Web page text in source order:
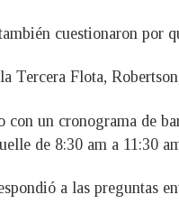
cuestionaron por
Tercera Flota,
con un cronograma de
de 8:30 am a 11:30
a las preguntas